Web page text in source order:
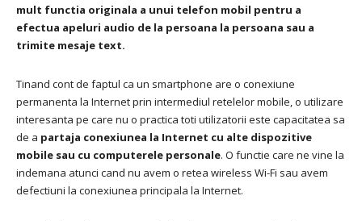
mult functia originala a unui telefon mobil pentru a
efectua apeluri audio de la persoana la persoana sau a
trimite mesaje text.
Tinand cont de faptul ca un smartphone are o conexiune
permanenta la Internet prin intermediul retelelor mobile, o utilizare
interesanta pe care nu o practica toti utilizatorii este capacitatea sa
de a partaja conexiunea la Internet cu alte dispozitive
mobile sau cu computerele personale. O functie care ne vine la
indemana atunci cand nu avem o retea wireless Wi-Fi sau avem
defectiuni la conexiunea principala la Internet.